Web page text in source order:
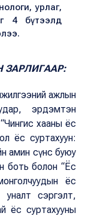
урлаг,
4 бүтээлд
ажлын
эрдэмтэн
хааны ёс
ёс суртахуун:
амин сүнс буюу
боть болон “Ёс
ёс
сэргэлт,
ёс суртахууны